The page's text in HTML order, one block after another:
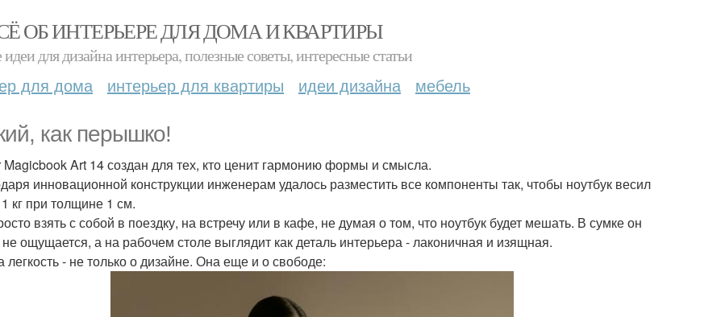
ОБ ИНТЕРЬЕРЕ ДЛЯ ДОМА И КВАРТИРЫ
для дизайна интерьера, полезные советы, интересные статьи
для дома интерьер для квартиры идеи дизайна мебель
как перышко!
Magicbook Art 14 создан для тех, кто ценит гармонию формы и смысла.
инновационной конструкции инженерам удалось разместить все компоненты так, чтобы ноутбук весил
1 кг при толщине 1 см.
взять с собой в поездку, на встречу или в кафе, не думая о том, что ноутбук будет мешать. В сумке он
не ощущается, а на рабочем столе выглядит как деталь интерьера - лаконичная и изящная.
легкость - не только о дизайне. Она еще и о свободе: